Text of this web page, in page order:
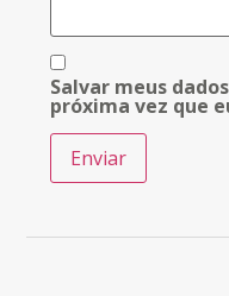
Salvar meus
próxima vez que